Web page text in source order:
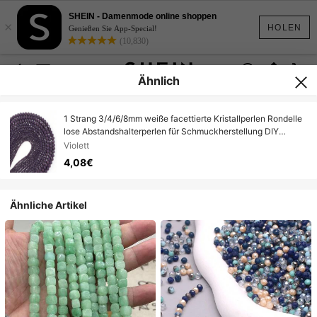
HOLEN
×
SHEIN - Damenmode online shoppen
Genießen Sie App-Special!
(10,830)
Ähnlich
1 Strang 3/4/6/8mm weiße facettierte Kristallperlen Rondelle
lose Abstandshalterperlen für Schmuckherstellung DIY
Armbänder Halsketten Ohrringe Taschendesign
Violett
4,08€
Ähnliche Artikel